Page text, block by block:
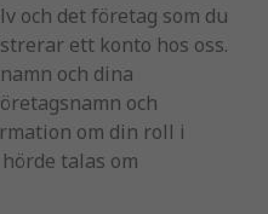
och det företag som du
ett konto hos oss.
och dina
och
om din roll i
talas om